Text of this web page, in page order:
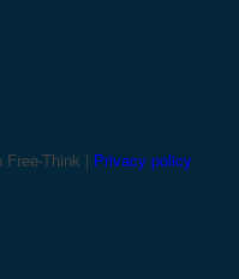
Think | Privacy policy